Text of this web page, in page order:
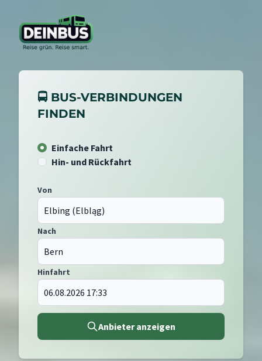
🚍 BUS-VERBINDUNGEN
FINDEN
Einfache Fahrt
Hin- und Rückfahrt
Von
Nach
Hinfahrt
Anbieter anzeigen